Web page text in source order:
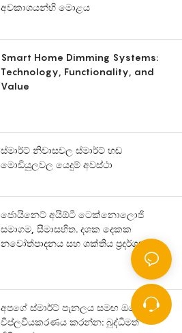
අවකාශයන්හි මොළය
Smart Home Dimming Systems:
Technology, Functionality, and
Value
ස්මාර්ට් නිවාසවල ස්මාර්ට් හඬ
මොඩියුලවල යෙදුම් අවස්ථා
ජොයිනෙට් අයිඕටී ටෙක්නොලොජි
සමාගම, සීමාසහිත. දශක දෙකක
නවෝත්පාදනය සහ ශක්තිය ප්‍රදර්ශනය
අපගේ ස්මාර්ට් පැනලය සමඟ ඔබේ නිවස
විප්ලවීයකරණය කරන්න: බුද්ධිමත්